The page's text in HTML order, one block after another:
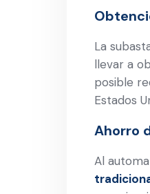
La
llevar a
posible
Estados
Ahorro
Al